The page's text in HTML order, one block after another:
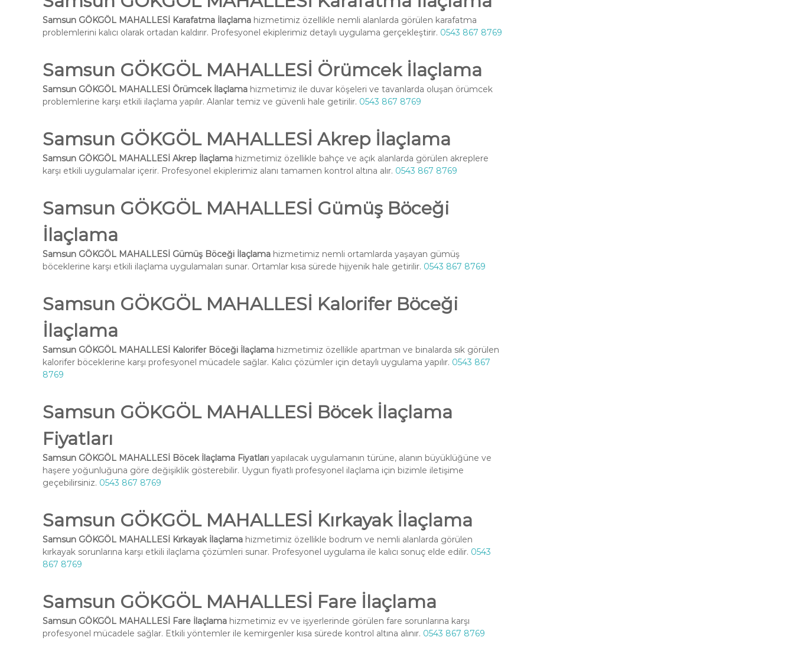
Samsun GÖKGÖL MAHALLESİ Karafatma İlaçlama hizmetimiz özellikle nemli alanlarda görülen karafatma
problemlerini kalıcı olarak ortadan kaldırır. Profesyonel ekiplerimiz detaylı uygulama gerçekleştirir. 0543 867 8769
Samsun GÖKGÖL MAHALLESİ Örümcek İlaçlama
Samsun GÖKGÖL MAHALLESİ Örümcek İlaçlama hizmetimiz ile duvar köşeleri ve tavanlarda oluşan örümcek
problemlerine karşı etkili ilaçlama yapılır. Alanlar temiz ve güvenli hale getirilir. 0543 867 8769
Samsun GÖKGÖL MAHALLESİ Akrep İlaçlama
Samsun GÖKGÖL MAHALLESİ Akrep İlaçlama hizmetimiz özellikle bahçe ve açık alanlarda görülen akreplere
karşı etkili uygulamalar içerir. Profesyonel ekiplerimiz alanı tamamen kontrol altına alır. 0543 867 8769
Samsun GÖKGÖL MAHALLESİ Gümüş Böceği
İlaçlama
Samsun GÖKGÖL MAHALLESİ Gümüş Böceği İlaçlama hizmetimiz nemli ortamlarda yaşayan gümüş
böceklerine karşı etkili ilaçlama uygulamaları sunar. Ortamlar kısa sürede hijyenik hale getirilir. 0543 867 8769
Samsun GÖKGÖL MAHALLESİ Kalorifer Böceği
İlaçlama
Samsun GÖKGÖL MAHALLESİ Kalorifer Böceği İlaçlama hizmetimiz özellikle apartman ve binalarda sık görülen
kalorifer böceklerine karşı profesyonel mücadele sağlar. Kalıcı çözümler için detaylı uygulama yapılır. 0543 867
8769
Samsun GÖKGÖL MAHALLESİ Böcek İlaçlama
Fiyatları
Samsun GÖKGÖL MAHALLESİ Böcek İlaçlama Fiyatları yapılacak uygulamanın türüne, alanın büyüklüğüne ve
haşere yoğunluğuna göre değişiklik gösterebilir. Uygun fiyatlı profesyonel ilaçlama için bizimle iletişime
geçebilirsiniz. 0543 867 8769
Samsun GÖKGÖL MAHALLESİ Kırkayak İlaçlama
Samsun GÖKGÖL MAHALLESİ Kırkayak İlaçlama hizmetimiz özellikle bodrum ve nemli alanlarda görülen
kırkayak sorunlarına karşı etkili ilaçlama çözümleri sunar. Profesyonel uygulama ile kalıcı sonuç elde edilir. 0543
867 8769
Samsun GÖKGÖL MAHALLESİ Fare İlaçlama
Samsun GÖKGÖL MAHALLESİ Fare İlaçlama hizmetimiz ev ve işyerlerinde görülen fare sorunlarına karşı
profesyonel mücadele sağlar. Etkili yöntemler ile kemirgenler kısa sürede kontrol altına alınır. 0543 867 8769